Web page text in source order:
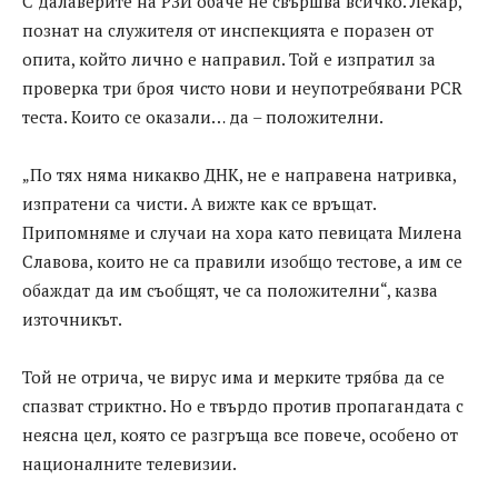
познат на служителя от инспекцията е поразен от
опита, който лично е направил. Той е изпратил за
проверка три броя чисто нови и неупотребявани PCR
теста. Които се оказали… да – положителни.
„По тях няма никакво ДНК, не е направена натривка,
изпратени са чисти. А вижте как се връщат.
Припомняме и случаи на хора като певицата Милена
Славова, които не са правили изобщо тестове, а им се
обаждат да им съобщят, че са положителни“, казва
източникът.
Той не отрича, че вирус има и мерките трябва да се
спазват стриктно. Но е твърдо против пропагандата с
неясна цел, която се разгръща все повече, особено от
националните телевизии.